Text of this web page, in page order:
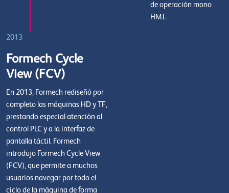
de operación mono
HMI.
2013
Formech Cycle
View (FCV)
En 2013, Formech rediseñó por
completo las máquinas HD y TF,
prestando especial atención al
control PLC y a la interfaz de
pantalla táctil. Formech
introdujo Formech Cycle View
(FCV), que permite a muchos
usuarios navegar por todo el
ciclo de la máquina de forma